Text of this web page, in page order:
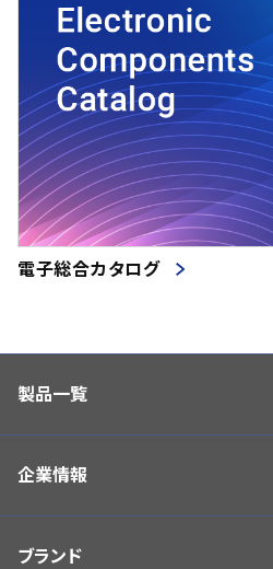
電子総合カタログ
製品一覧
企業情報
ブランド